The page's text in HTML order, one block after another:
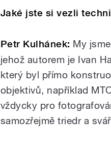
Jaké jste si vezli
Petr Kulhánek: My
jehož autorem je Ivan
který byl přímo
objektivů, například
vždycky pro
samozřejmě triedr a